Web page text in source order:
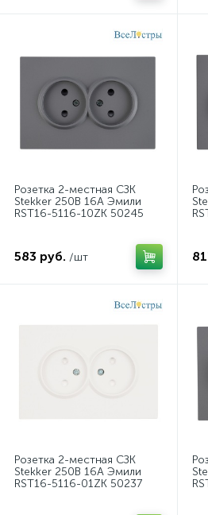
Розетка 2-местная СЗК
Stekker 250В 16А Эмили
RST16-5116-10ZK 50245
583 руб. /шт
Розетка 2-местная СЗК
Stekker 250В 16А Эмили
RST16-5116-01ZK 50237